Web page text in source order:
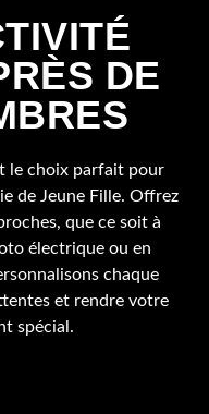
DE
le choix parfait pour
de Jeune Fille. Offrez
que ce soit à
électrique ou en
chaque
et rendre votre
spécial.